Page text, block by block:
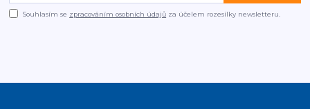
Souhlasím se zpracováním osobních údajů za účelem rozesílky newsletteru.